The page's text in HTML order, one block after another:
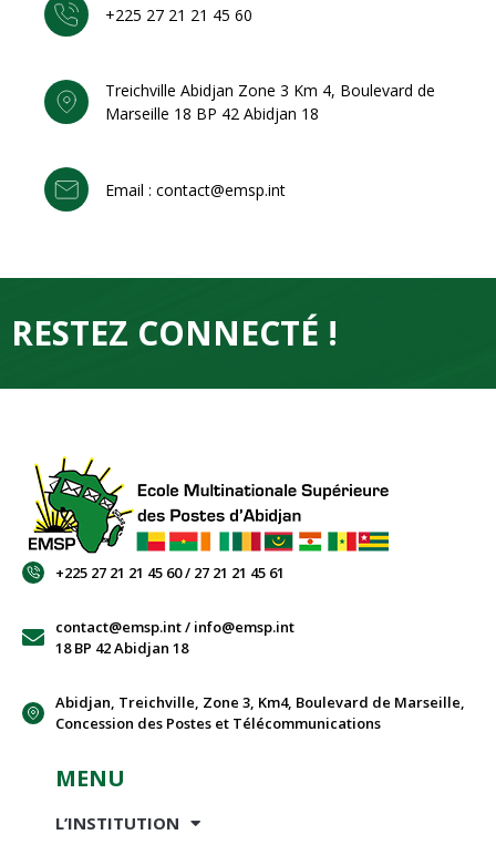
+225 27 21 21 45 60
Treichville Abidjan Zone 3 Km 4, Boulevard de
Marseille 18 BP 42 Abidjan 18
Email : contact@emsp.int
RESTEZ CONNECTÉ !
+225 27 21 21 45 60 / 27 21 21 45 61
contact@emsp.int / info@emsp.int
18 BP 42 Abidjan 18
Abidjan, Treichville, Zone 3, Km4, Boulevard de Marseille,
Concession des Postes et Télécommunications
MENU
L’INSTITUTION